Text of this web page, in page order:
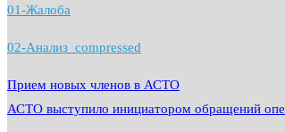
01-Жалоба
02-Анализ_compressed
Навигация
Прием новых членов в АСТО
АСТО выступило инициатором обращений